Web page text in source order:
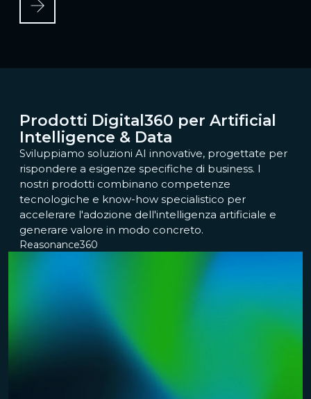
Prodotti Digital360 per Artificial
Intelligence & Data
Sviluppiamo soluzioni AI innovative, progettate per
rispondere a esigenze specifiche di business. I
nostri prodotti combinano competenze
tecnologiche e know-how specialistico per
accelerare l'adozione dell'intelligenza artificiale e
generare valore in modo concreto.
Reasonance360